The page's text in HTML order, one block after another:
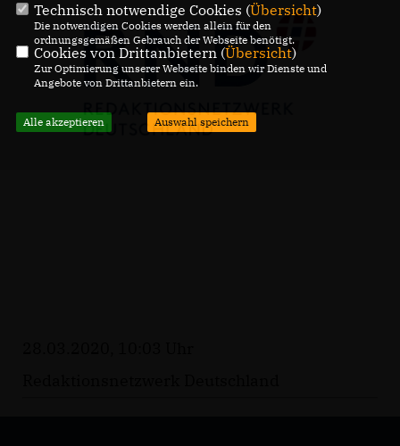
Technisch notwendige Cookies (Übersicht)
Die notwendigen Cookies werden allein für den
ordnungsgemäßen Gebrauch der Webseite benötigt.
Cookies von Drittanbietern (Übersicht)
Zur Optimierung unserer Webseite binden wir Dienste und
Angebote von Drittanbietern ein.
Alle akzeptieren Auswahl speichern